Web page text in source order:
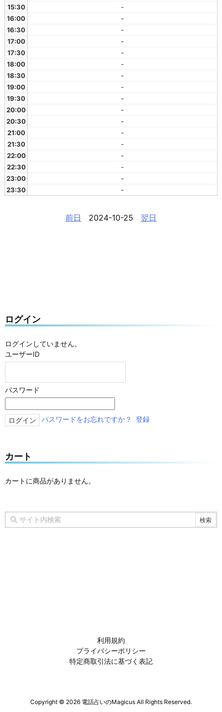
15:30
-
16:00
-
16:30
-
17:00
-
17:30
-
18:00
-
18:30
-
19:00
-
19:30
-
20:00
-
20:30
-
21:00
-
21:30
-
22:00
-
22:30
-
23:00
-
23:30
-
前日 2024-10-25 翌日
ログイン
ログインしていません。
ユーザーID
パスワード
パスワードをお忘れですか？ 登録
カート
カートに商品がありません。
利用規約
プライバシーポリシー
特定商取引法に基づく表記
Copyright © 2026 電話占いのMagicus All Rights Reserved.